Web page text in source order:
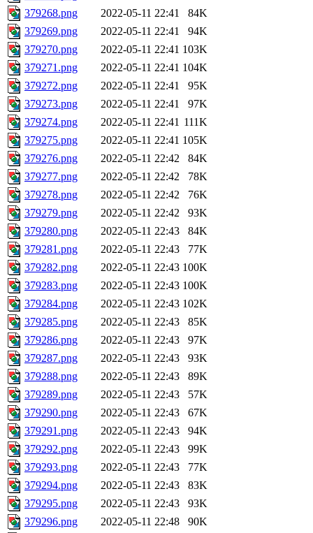
379268.png
2022-05-11 22:41
84K
379269.png
2022-05-11 22:41
94K
379270.png
2022-05-11 22:41 103K
379271.png
2022-05-11 22:41 104K
379272.png
2022-05-11 22:41
95K
379273.png
2022-05-11 22:41
97K
379274.png
2022-05-11 22:41 111K
379275.png
2022-05-11 22:41 105K
379276.png
2022-05-11 22:42
84K
379277.png
2022-05-11 22:42
78K
379278.png
2022-05-11 22:42
76K
379279.png
2022-05-11 22:42
93K
379280.png
2022-05-11 22:43
84K
379281.png
2022-05-11 22:43
77K
379282.png
2022-05-11 22:43 100K
379283.png
2022-05-11 22:43 100K
379284.png
2022-05-11 22:43 102K
379285.png
2022-05-11 22:43
85K
379286.png
2022-05-11 22:43
97K
379287.png
2022-05-11 22:43
93K
379288.png
2022-05-11 22:43
89K
379289.png
2022-05-11 22:43
57K
379290.png
2022-05-11 22:43
67K
379291.png
2022-05-11 22:43
94K
379292.png
2022-05-11 22:43
99K
379293.png
2022-05-11 22:43
77K
379294.png
2022-05-11 22:43
83K
379295.png
2022-05-11 22:43
93K
379296.png
2022-05-11 22:48
90K